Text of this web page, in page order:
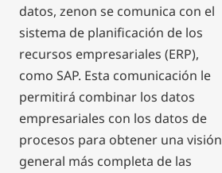
datos, zenon se comunica con el
sistema de planificación de los
recursos empresariales (ERP),
como SAP. Esta comunicación le
permitirá combinar los datos
empresariales con los datos de
procesos para obtener una visión
general más completa de las